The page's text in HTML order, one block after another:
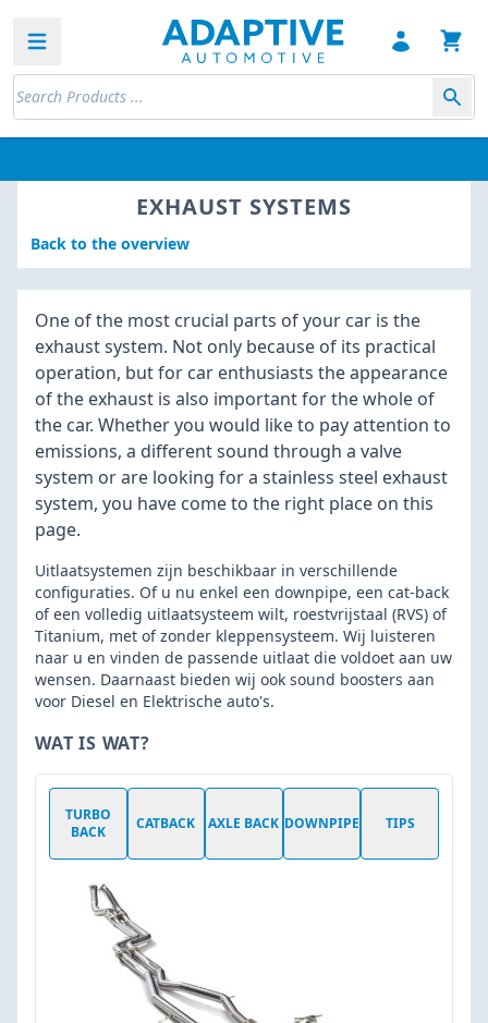
Open sidebar
EXHAUST SYSTEMS
Back to the overview
One of the most crucial parts of your car is the
exhaust system. Not only because of its practical
operation, but for car enthusiasts the appearance
of the exhaust is also important for the whole of
the car. Whether you would like to pay attention to
emissions, a different sound through a valve
system or are looking for a stainless steel exhaust
system, you have come to the right place on this
page.
Uitlaatsystemen zijn beschikbaar in verschillende
configuraties. Of u nu enkel een downpipe, een cat-back
of een volledig uitlaatsysteem wilt, roestvrijstaal (RVS) of
Titanium, met of zonder kleppensysteem. Wij luisteren
naar u en vinden de passende uitlaat die voldoet aan uw
wensen. Daarnaast bieden wij ook sound boosters aan
voor Diesel en Elektrische auto's.
WAT IS WAT?
TURBO
BACK
CATBACK AXLE BACK DOWNPIPE TIPS